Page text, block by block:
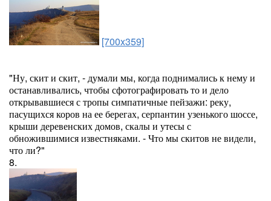
[700x359]
"Ну, скит и скит, - думали мы, когда поднимались к нему и
останавливались, чтобы сфотографировать то и дело
открывавшиеся с тропы симпатичные пейзажи: реку,
пасущихся коров на ее берегах, серпантин узенького шоссе,
крыши деревенских домов, скалы и утесы с
обножившимися известняками. - Что мы скитов не видели,
что ли?"
8.